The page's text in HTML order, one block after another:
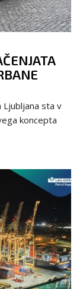
Ljubljana sta v
koncepta